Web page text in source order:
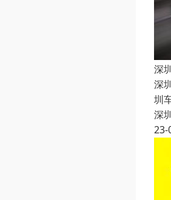
深
深
圳
深
23-